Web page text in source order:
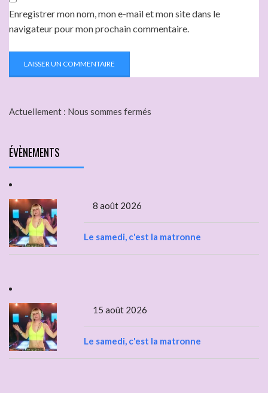
Enregistrer mon nom, mon e-mail et mon site dans le
navigateur pour mon prochain commentaire.
Actuellement : Nous sommes fermés
ÉVÈNEMENTS
8 août 2026
Le samedi, c'est la matronne
15 août 2026
Le samedi, c'est la matronne